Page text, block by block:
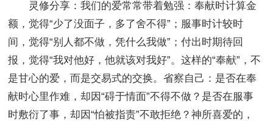
灵修分享：我们的爱常常带着勉强：奉献时计算金
额，觉得“少了没面子，多了舍不得”；服事时计较时
间，觉得“别人都不做，凭什么我做”；付出时期待回
报，觉得“我对他好，他就该对我好”。这样的“奉献”，不
是甘心的爱，而是交易式的交换。省察自己：是否在奉
献时心里作难，却因“碍于情面”不得不做？是否在服事
时敷衍了事，却因“怕被指责”不敢拒绝？神所喜爱的，